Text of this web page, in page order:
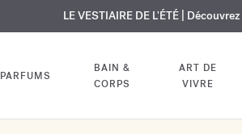
EXCLUSIF | Découvrez le nouveau parfum OUD
GRAVURE OFFERTE | Sur tous les parfums
LE VESTIAIRE DE L'ÉTÉ |
PARFUMS
BAIN &
CORPS
ART DE
VIVRE